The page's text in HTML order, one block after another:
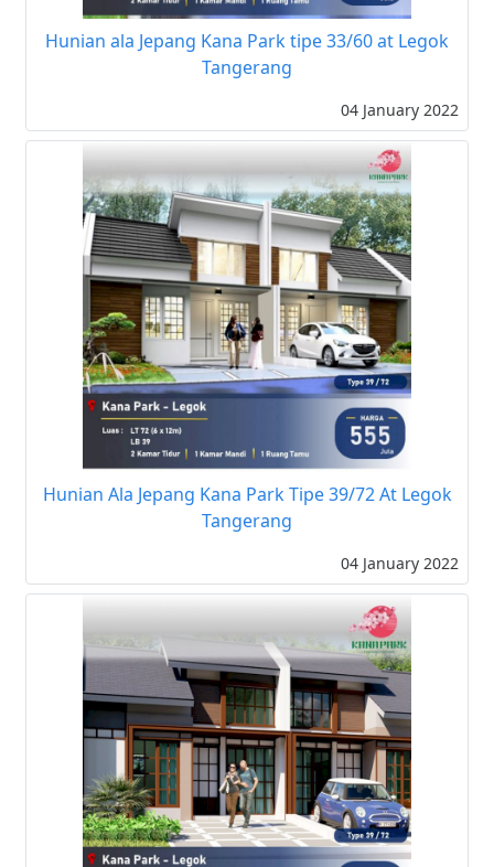
Hunian ala Jepang Kana Park tipe 33/60 at Legok
Tangerang
04 January 2022
Hunian Ala Jepang Kana Park Tipe 39/72 At Legok
Tangerang
04 January 2022